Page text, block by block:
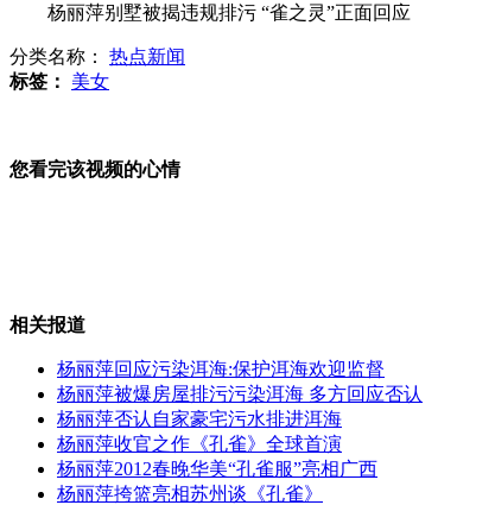
山西运城恶犬咬伤多人 警民合力深夜将其击毙
杨丽萍别墅被揭违规排污 “雀之灵”正面回应
分类名称： 热点新闻
标签：
美女
您看完该视频的心情
相关报道
杨丽萍回应污染洱海:保护洱海欢迎监督
杨丽萍被爆房屋排污污染洱海 多方回应否认
杨丽萍否认自家豪宅污水排进洱海
杨丽萍收官之作《孔雀》全球首演
杨丽萍2012春晚华美“孔雀服”亮相广西
杨丽萍挎篮亮相苏州谈《孔雀》